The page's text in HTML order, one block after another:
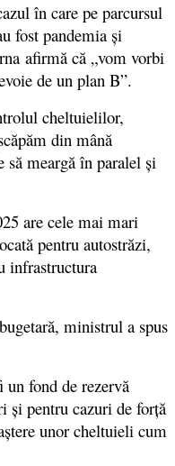
în care pe parcursul
fost pandemia și
afirmă că „vom vorbi
de un plan B”.
cheltuielilor,
din mână
meargă în paralel și
are cele mai mari
pentru autostrăzi,
infrastructura
ministrul a spus
fond de rezervă
și pentru cazuri de forță
unor cheltuieli cum